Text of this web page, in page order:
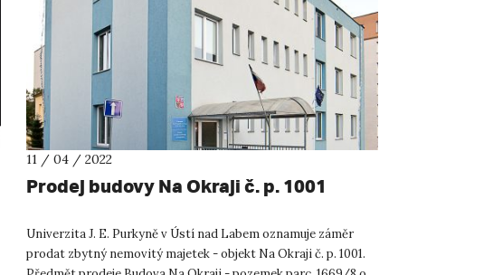
11 / 04 / 2022
Prodej budovy Na Okraji č. p. 1001
Univerzita J. E. Purkyně v Ústí nad Labem oznamuje záměr
prodat zbytný nemovitý majetek - objekt Na Okraji č. p. 1001.